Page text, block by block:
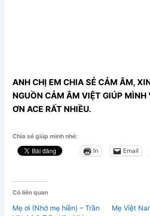
ANH CHỊ EM CHIA SẺ CẢM ÂM,
NGUỒN CẢM ÂM VIỆT GIÚP MÌNH
ƠN ACE RẤT NHIỀU.
Chia sẻ giúp mình nhé:
In Email
Có liên quan
Mẹ ơi (Nhớ mẹ hiền) – Trần
Mẹ Việt